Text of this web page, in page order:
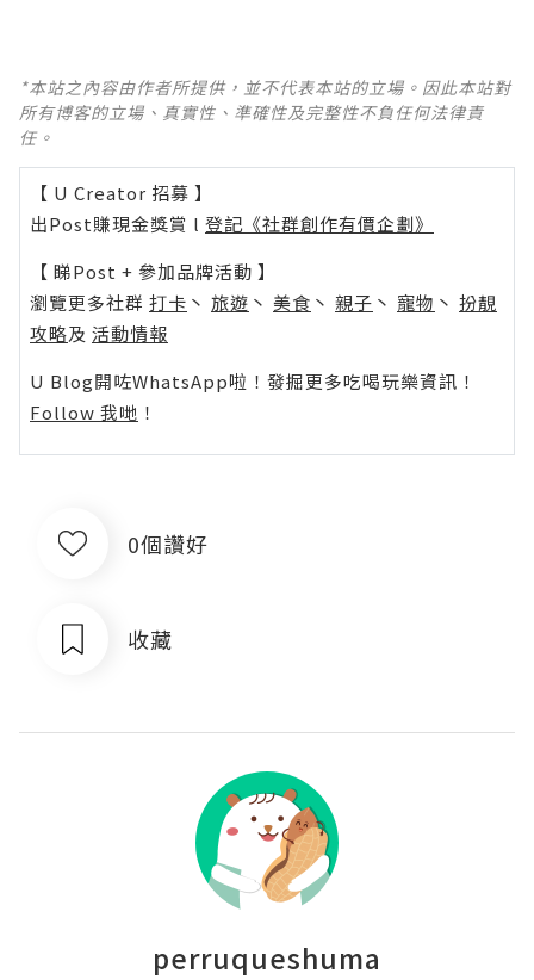
*本站之內容由作者所提供，並不代表本站的立場。因此本站對
所有博客的立場、真實性、準確性及完整性不負任何法律責
任。
【 U Creator 招募 】
出Post賺現金獎賞 l 登記《社群創作有價企劃》
【 睇Post + 參加品牌活動 】
瀏覽更多社群 打卡 丶 旅遊 丶 美食 丶 親子 丶 寵物 丶 扮靚
攻略及 活動情報
U Blog開咗WhatsApp啦！發掘更多吃喝玩樂資訊！
Follow 我哋 ！
0個讚好
收藏
perruqueshuma